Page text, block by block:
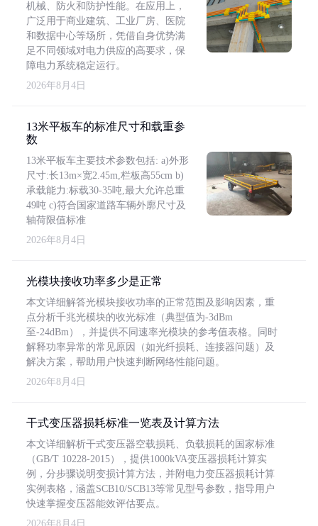
机械、防火和防护性能。在应用上，
广泛用于商业建筑、工业厂房、医院
和数据中心等场所，凭借自身优势满
足不同领域对电力供应的高要求，保
障电力系统稳定运行。
2026年8月4日
13米平板车的标准尺寸和载重参
数
13米平板车主要技术参数包括: a)外形
尺寸:长13m×宽2.45m,栏板高55cm b)
承载能力:标载30-35吨,最大允许总重
49吨 c)符合国家道路车辆外廓尺寸及
轴荷限值标准
2026年8月4日
光模块接收功率多少是正常
本文详细解答光模块接收功率的正常范围及影响因素，重
点分析千兆光模块的收光标准（典型值为-3dBm
至-24dBm），并提供不同速率光模块的参考值表格。同时
解释功率异常的常见原因（如光纤损耗、连接器问题）及
解决方案，帮助用户快速判断网络性能问题。
2026年8月4日
干式变压器损耗标准一览表及计算方法
本文详细解析干式变压器空载损耗、负载损耗的国家标准
（GB/T 10228-2015），提供1000kVA变压器损耗计算实
例，分步骤说明变损计算方法，并附电力变压器损耗计算
实例表格，涵盖SCB10/SCB13等常见型号参数，指导用户
快速掌握变压器能效评估要点。
2026年8月4日